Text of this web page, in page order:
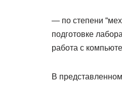
— по степени
подготовке
работа с
В